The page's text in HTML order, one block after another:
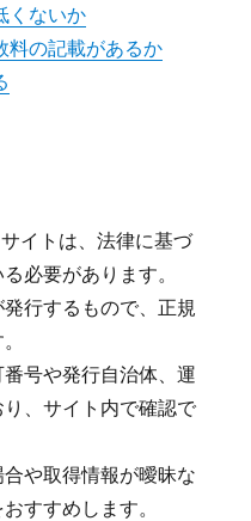
くないか
料の記載があるか
イトは、法律に基づ
必要があります。
行するもので、正規
号や発行自治体、運
、サイト内で確認で
や取得情報が曖昧な
すすめします。